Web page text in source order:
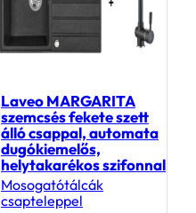
Laveo MARGARITA
szemcsés fekete szett
álló csappal, automata
dugókiemelős,
helytakarékos szifonnal
Mosogatótálcák
csapteleppel